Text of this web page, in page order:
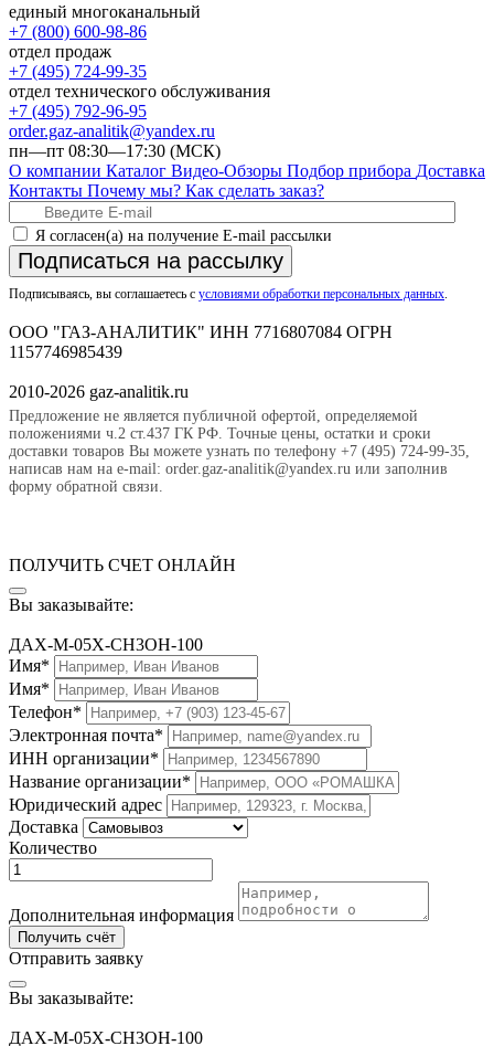
единый многоканальный
+7 (800) 600-98-86
отдел продаж
+7 (495) 724-99-35
отдел технического обслуживания
+7 (495) 792-96-95
order.gaz-analitik@yandex.ru
пн—пт 08:30—17:30 (МСК)
О компании Каталог Видео-Обзоры Подбор прибора Доставка
Контакты Почему мы? Как сделать заказ?
Я согласен(а) на получение E-mail рассылки
Подписаться на рассылку
Подписываясь, вы соглашаетесь с условиями обработки персональных данных
ООО "ГАЗ-АНАЛИТИК" ИНН 7716807084 ОГРН
1157746985439
2010-2026 gaz-analitik.ru
Предложение не является публичной офертой, определяемой
положениями ч.2 ст.437 ГК РФ. Точные цены, остатки и сроки
доставки товаров Вы можете узнать по телефону +7 (495) 724-99-35,
написав нам на e-mail: order.gaz-analitik@yandex.ru или заполнив
форму обратной связи.
ПОЛУЧИТЬ СЧЕТ ОНЛАЙН
Вы заказывайте:
ДАХ-М-05Х-CH3OH-100
Имя*
Имя*
Телефон*
Электронная почта*
ИНН организации*
Название организации*
Юридический адрес
Доставка
Количество
Дополнительная информация
Получить счёт
Отправить заявку
Вы заказывайте:
ДАХ-М-05Х-CH3OH-100